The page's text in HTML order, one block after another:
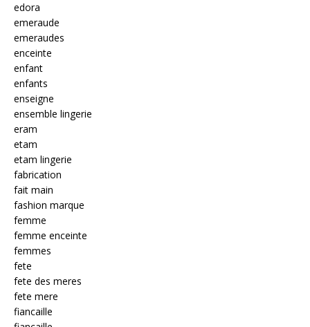
edora
emeraude
emeraudes
enceinte
enfant
enfants
enseigne
ensemble lingerie
eram
etam
etam lingerie
fabrication
fait main
fashion marque
femme
femme enceinte
femmes
fete
fete des meres
fete mere
fiancaille